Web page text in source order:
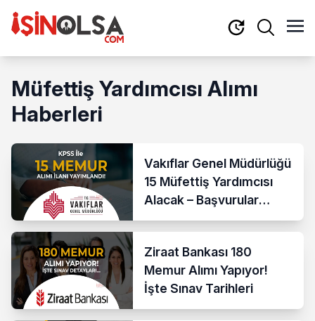
Müfettiş Yardımcısı Alımı
Haberleri
Vakıflar Genel Müdürlüğü
15 Müfettiş Yardımcısı
Alacak – Başvurular
Başladı
Ziraat Bankası 180
Memur Alımı Yapıyor!
İşte Sınav Tarihleri